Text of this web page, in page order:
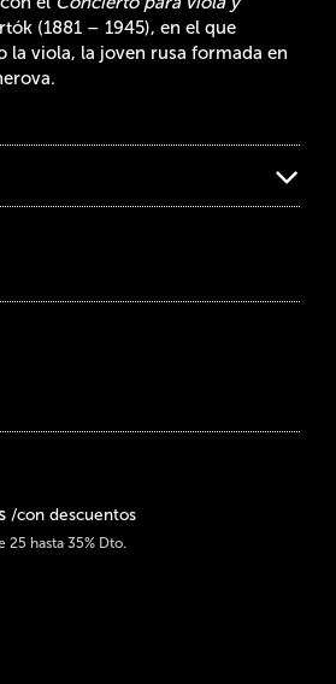
(1881 – 1945), en el que
la viola, la joven rusa formada en
/con descuentos
25 hasta 35% Dto.